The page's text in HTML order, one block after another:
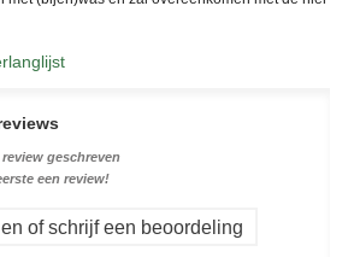
geschreven
een review!
of schrijf een beoordeling